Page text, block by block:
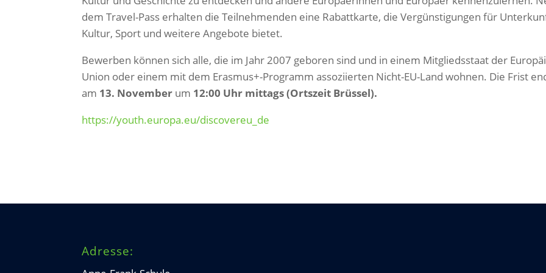
dem Travel-Pass erhalten die Teilnehmenden eine Rabattkarte, die Vergünstigungen für
Kultur, Sport und weitere Angebote bietet.
Bewerben können sich alle, die im Jahr 2007 geboren sind und in einem Mitgliedsstaat der
Union oder einem mit dem Erasmus+-Programm assoziierten Nicht-EU-Land wohnen. Die Frist
am 13. November um 12:00 Uhr mittags (Ortszeit Brüssel).
https://youth.europa.eu/discovereu_de
Adresse: